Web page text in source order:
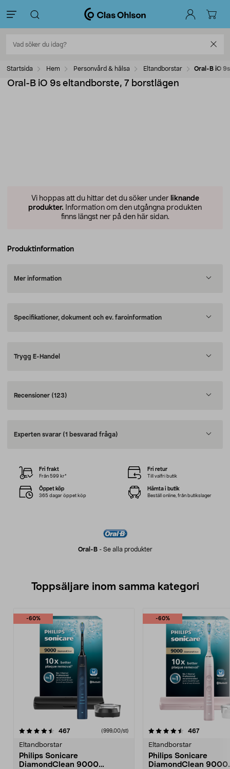
Startsida Hem Personvård & hälsa Eltandborstar Oral-B iO
Oral-B iO 9s eltandborste, 7 borstlägen
Vi hoppas att du hittar det du söker under liknande
produkter. Information om den utgångna produkten
finns längst ner på den här sidan.
Produktinformation
Mer information
Specifikationer, dokument och ev. faroinformation
Trygg E-Handel
Recensioner (123)
Experten svarar (1 besvarad fråga)
Oral-B- Se alla produkter
Fri frakt
Från 599 kr*
Fri retur
Till valfri butik
Öppet köp
365 dagar öppet köp
Hämta i butik
Beställ online, från butikslager
Toppsäljare inom samma kategori
-60%
467recensioner(999,00/st)
Eltandborstar
Philips Sonicare
DiamondClean 9000
-60%
4.5 av 5 stjärnor 467
Eltandborstar
Philips Sonicare
DiamondClean 9000
4.5 av 5 stjärnor